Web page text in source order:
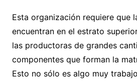
Esta organización requiere que
encuentran en el estrato
las productoras de grandes
componentes que forman la
Esto no sólo es algo muy